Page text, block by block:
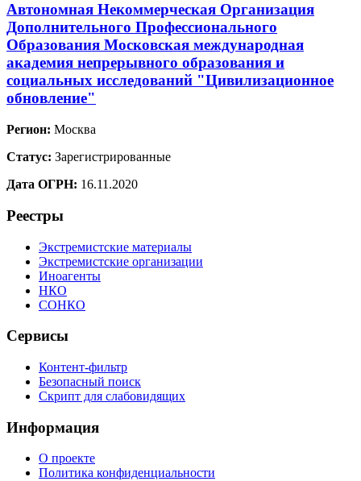
Автономная Некоммерческая Организация
Дополнительного Профессионального
Образования Московская международная
академия непрерывного образования и
социальных исследований "Цивилизационное
обновление"
Регион: Москва
Статус: Зарегистрированные
Дата ОГРН: 16.11.2020
Реестры
Экстремистские материалы
Экстремистские организации
Иноагенты
НКО
СОНКО
Сервисы
Контент-фильтр
Безопасный поиск
Скрипт для слабовидящих
Информация
О проекте
Политика конфиденциальности